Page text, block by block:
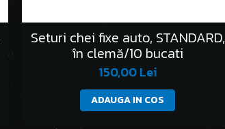
Seturi chei fixe auto, STANDARD,
în clemă/10 bucati
150,00 Lei
ADAUGA IN COS